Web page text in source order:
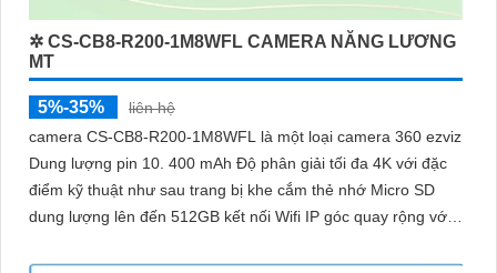
✲ CS-CB8-R200-1M8WFL CAMERA NĂNG LƯƠNG
MT
5%-35%
liên hệ
camera CS-CB8-R200-1M8WFL là một loại camera 360 ezviz
Dung lượng pin 10. 400 mAh Độ phân giải tối đa 4K với đặc
điểm kỹ thuật như sau trang bị khe cắm thẻ nhớ Micro SD
dung lượng lên đến 512GB kết nối Wifi IP góc quay rộng với